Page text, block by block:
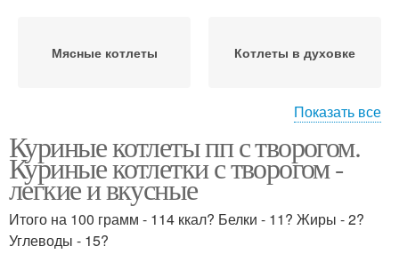
Мясные котлеты Котлеты в духовке
Рубленые котлеты
грудки
Сосиски на пару
Показать все
Куриные котлеты пп с творогом.
Куриные котлетки с творогом -
легкие и вкусные
Итого на 100 грамм - 114 ккал? Белки - 11? Жиры - 2?
Углеводы - 15?